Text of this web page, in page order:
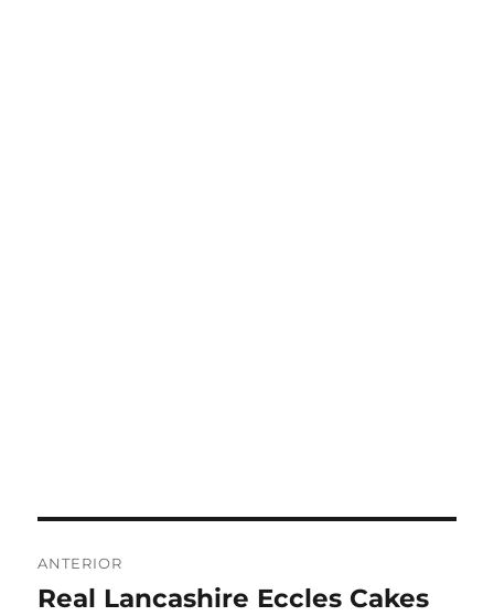
de
ANTERIOR
Entrada
Real Lancashire Eccles Cakes